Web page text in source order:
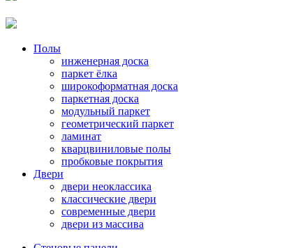
Полы
инженерная доска
паркет ёлка
широкоформатная доска
паркетная доска
модульный паркет
геометрический паркет
ламинат
кварцвиниловые полы
пробковые покрытия
Двери
двери неоклассика
классические двери
современные двери
двери из массива